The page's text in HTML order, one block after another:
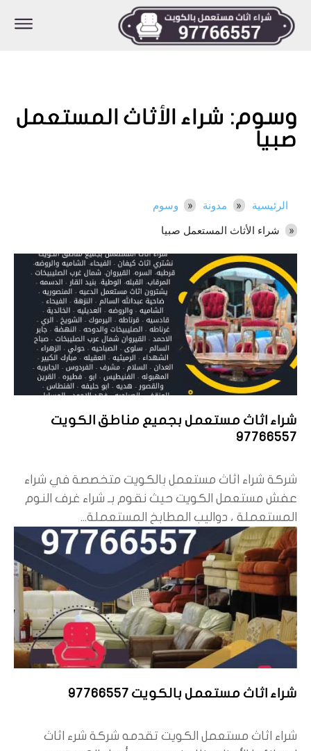
وسوم: شراء الأثاث المستعمل
صبيا
الرئيسية مدونة
وسوم
شراء الأثاث المستعمل صبيا
شراء اثاث مستعمل بجميع مناطق الكويت
97766557
شركة شراء اثاث مستعمل بالكويت متخصصة في شراء
عفش مستعمل الكويت حيث نقوم بـ شراء غرف النوم
المستعملة ، دواليب المطابخ المستعملة...
شراء اثاث مستعمل بالكويت 97766557
شراء اثاث مستعمل الكويت تقدمه شركة شرء اثاث